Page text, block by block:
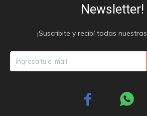
Newsletter!
¡Suscribite y recibí todas
 